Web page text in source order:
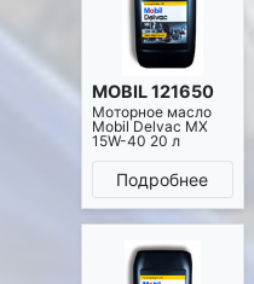
MOBIL 121650
Моторное масло
Mobil Delvac MX
15W-40 20 л
Подробнее